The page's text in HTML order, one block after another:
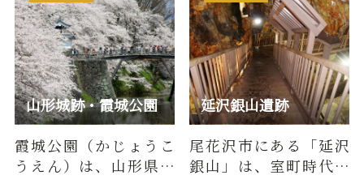
山形城跡・霞城公園
霞城公園（かじょうこ
うえん）は、山形県山
延沢銀山遺跡
尾花沢市にある「延沢
銀山」は、室町時代か